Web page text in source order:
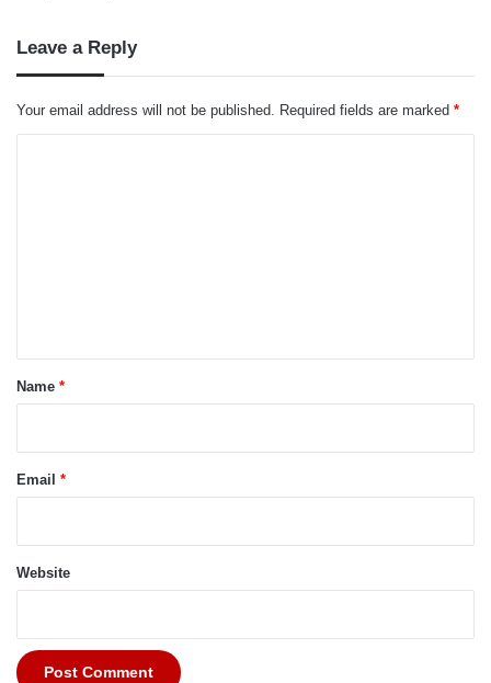
Leave a Reply
Your email address will not be published. Required fields are marked *
*Name *
Email *
Website